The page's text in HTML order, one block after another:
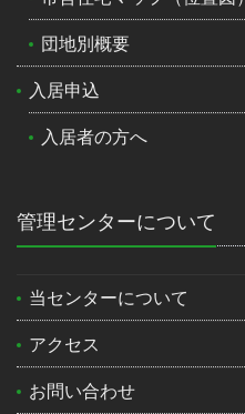
団地別概要
入居申込
入居者の方へ
管理センターについて
当センターについて
アクセス
お問い合わせ